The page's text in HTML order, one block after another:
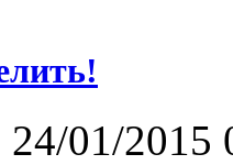
24/01/2015